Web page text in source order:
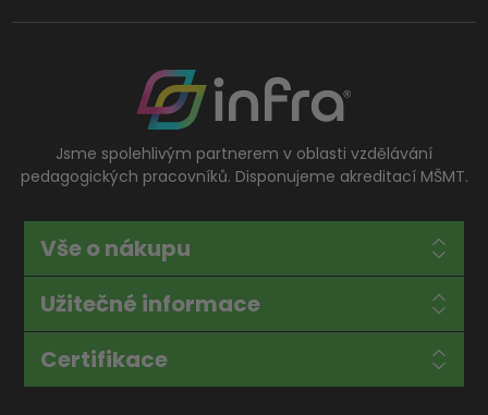
Jsme spolehlivým partnerem v oblasti vzdělávání
pedagogických pracovníků. Disponujeme akreditací MŠMT.
Vše o nákupu
Užitečné informace
Certifikace